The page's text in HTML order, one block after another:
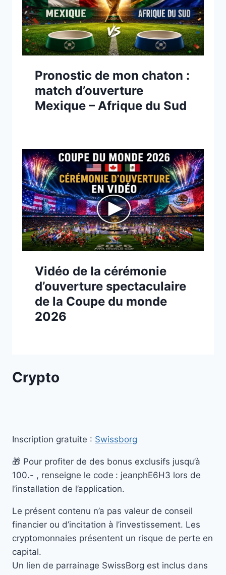
Pronostic de mon chaton :
match d’ouverture
Mexique – Afrique du Sud
Vidéo de la cérémonie
d’ouverture spectaculaire
de la Coupe du monde
2026
Crypto
Inscription gratuite : Swissborg
🎁 Pour profiter de des bonus exclusifs jusqu’à
100.- , renseigne le code : jeanphE6H3 lors de
l’installation de l’application.
Le présent contenu n’a pas valeur de conseil
financier ou d’incitation à l’investissement. Les
cryptomonnaies présentent un risque de perte en
capital.
Un lien de parrainage SwissBorg est inclus dans